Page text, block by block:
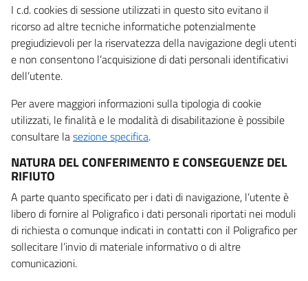
I c.d. cookies di sessione utilizzati in questo sito evitano il
ricorso ad altre tecniche informatiche potenzialmente
pregiudizievoli per la riservatezza della navigazione degli utenti
e non consentono l’acquisizione di dati personali identificativi
dell’utente.
Per avere maggiori informazioni sulla tipologia di cookie
utilizzati, le finalità e le modalità di disabilitazione è possibile
consultare lasezione specifica.
NATURA DEL CONFERIMENTO E CONSEGUENZE DEL
RIFIUTO
A parte quanto specificato per i dati di navigazione, l’utente è
libero di fornire al Poligrafico i dati personali riportati nei moduli
di richiesta o comunque indicati in contatti con il Poligrafico per
sollecitare l’invio di materiale informativo o di altre
comunicazioni.